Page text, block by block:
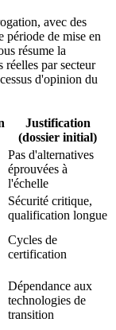
avec des
période de mise en
résume la
par secteur
d'opinion du
Justification
(dossier initial)
Pas d'alternatives
éprouvées à
l'échelle
Sécurité critique,
qualification longue
Cycles de
certification
Dépendance aux
technologies de
transition